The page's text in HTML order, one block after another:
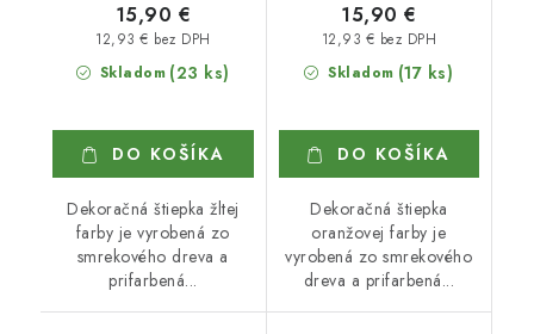
Skladom (23 ks)
12,93 € bez DPH
15,90 €
DO KOŠÍKA
Dekoračná štiepka žltej
farby je vyrobená zo
smrekového dreva a
prifarbená...
Skladom (17 ks)
12,93 € bez DPH
15,90 €
DO KOŠÍKA
Dekoračná štiepka
oranžovej farby je
vyrobená zo smrekového
dreva a prifarbená...